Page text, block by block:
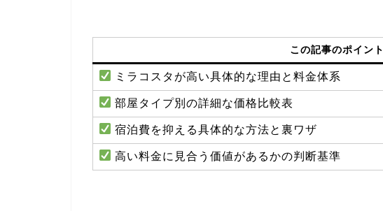
この記事のポイント
ミラコスタが高い具体的な理由と料金体系
部屋タイプ別の詳細な価格比較表
宿泊費を抑える具体的な方法と裏ワザ
高い料金に見合う価値があるかの判断基準